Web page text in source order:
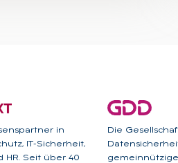
in
IT-Sicherheit,
Seit über 40
Die